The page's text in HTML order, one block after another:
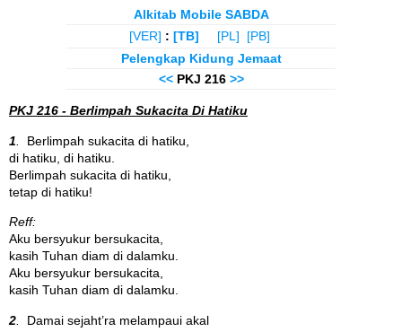
Alkitab Mobile SABDA
[VER] : [TB] [PL]
[PB]
Pelengkap Kidung Jemaat
<<PKJ 216 >>
PKJ 216 - Berlimpah Sukacita Di Hatiku
1
Berlimpah sukacita di hatiku,
di hatiku, di hatiku.
Berlimpah sukacita di hatiku,
tetap di hatiku!
Reff:
Aku bersyukur bersukacita,
kasih Tuhan diam di dalamku.
Aku bersyukur bersukacita,
kasih Tuhan diam di dalamku.
2
Damai sejaht’ra melampaui akal